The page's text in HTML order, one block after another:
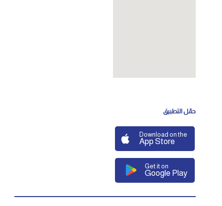
حمّل التطبيق
Download on the
App Store
Get it on
Google Play